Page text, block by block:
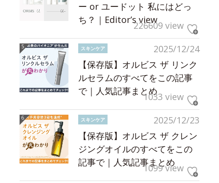
ー or ユードット 私にはどっ
ち？｜Editor’s view226609 view
2025/12/24
スキンケア
【保存版】オルビス ザ リンク
ルセラムのすべてをこの記事
で｜人気記事まとめ1033 view
2025/12/23
スキンケア
【保存版】オルビス ザ クレン
ジングオイルのすべてをこの
記事で｜人気記事まとめ
1099 view